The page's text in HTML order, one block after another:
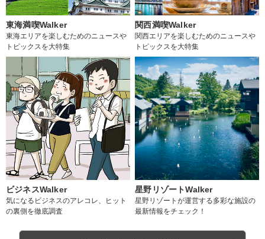
東海満喫Walker
東海エリアを楽しむためのニュースや
トピックスを大特集
関西満喫Walker
関西エリアを楽しむためのニュースや
トピックスを大特集
ビジネスWalker
気になるビジネスのアレコレ、ヒット
の裏側を徹底調査
星野リゾートWalker
星野リゾートが運営する多彩な施設の
最新情報をチェック！